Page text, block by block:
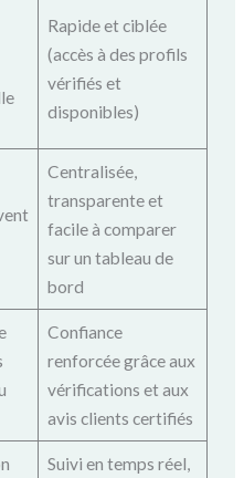
Rapide et ciblée
(accès à des profils
vérifiés et
disponibles)
Centralisée,
transparente et
facile à comparer
sur un tableau de
bord
Confiance
renforcée grâce aux
vérifications et aux
avis clients certifiés
Suivi en temps réel,